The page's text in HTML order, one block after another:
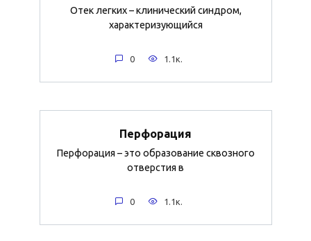
Отек легких – клинический синдром,
характеризующийся
0 1.1к.
Перфорация
Перфорация – это образование сквозного
отверстия в
0 1.1к.